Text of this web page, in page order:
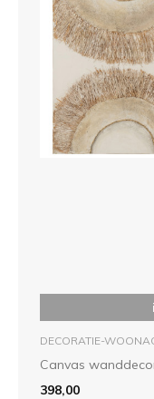
DECORATIE-
Canvas
398,00